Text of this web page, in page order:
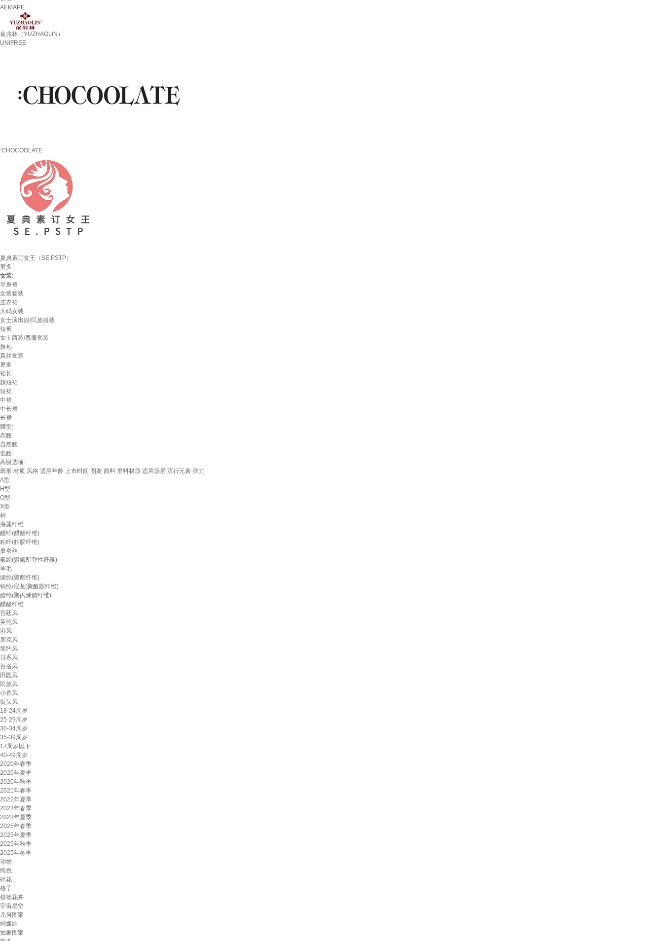
AEMAPE
俞兆林（YUZHAOLIN）
UNIFREE
:CHOCOOLATE
夏典素订女王（SE.PSTP）
更多
女装:
半身裙
女装套装
连衣裙
大码女装
女士演出服/民族服装
短裤
女士西装/西服套装
旗袍
真丝女装
更多
裙长:
超短裙
短裙
中裙
中长裙
长裙
腰型:
高腰
自然腰
低腰
高级选项:
廓形 材质 风格 适用年龄 上市时间 图案 面料 里料材质 适用场景 流行元素 弹力
A型
H型
O型
X型
棉
海藻纤维
醋纤(醋酯纤维)
粘纤(粘胶纤维)
桑蚕丝
氨纶(聚氨酯弹性纤维)
羊毛
涤纶(聚酯纤维)
锦纶/尼龙(聚酰胺纤维)
腈纶(聚丙烯腈纤维)
醋酸纤维
宫廷风
英伦风
港风
朋克风
简约风
日系风
百搭风
田园风
民族风
小香风
街头风
18-24周岁
25-29周岁
30-34周岁
35-39周岁
17周岁以下
40-49周岁
2020年春季
2020年夏季
2020年秋季
2021年春季
2022年夏季
2023年春季
2023年夏季
2025年春季
2025年夏季
2025年秋季
2025年冬季
动物
纯色
碎花
格子
植物花卉
宇宙星空
几何图案
蝴蝶结
抽象图案